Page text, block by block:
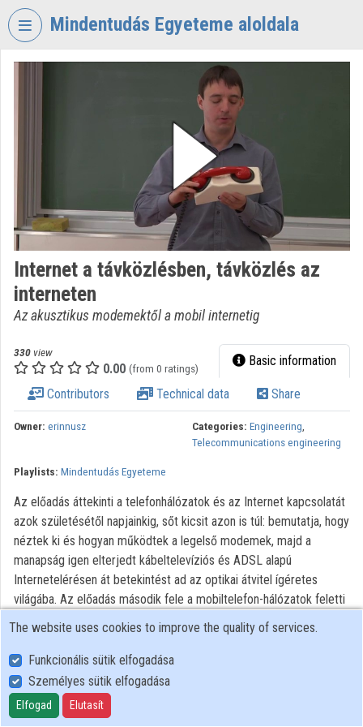
Skip header
Mindentudás Egyeteme aloldala
Organization discovery
Categories
Organization playlists
Contributors
Internet a távközlésben, távközlés az
interneten
Az akusztikus modemektől a mobil internetig
330 view
0.00 (from 0 ratings) Basic information
Contributors Technical data Share
Owner: erinnusz Categories: Engineering,
Telecommunications engineering
Playlists: Mindentudás Egyeteme
Az előadás áttekinti a telefonhálózatok és az Internet kapcsolatát
azok születésétől napjainkig, sőt kicsit azon is túl: bemutatja, hogy
néztek ki és hogyan működtek a legelső modemek, majd a
manapság igen elterjedt kábeltelevíziós és ADSL alapú
Internetelérésen át betekintést ad az optikai átvitel ígéretes
világába. Az előadás második fele a mobiltelefon-hálózatok feletti
Internet elérést foglalja össze, szintén a kezdetektől a
All rights reserved
User Policy
The website uses cookies to improve the quality of services.
Funkcionális sütik elfogadása
Személyes sütik elfogadása
Elfogad Elutasít